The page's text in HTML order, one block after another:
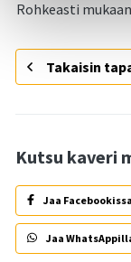
Rohkeasti
Takaisin
Kutsu kaveri
Jaa Facebookissa
Jaa